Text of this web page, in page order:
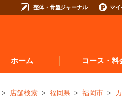
整体・骨盤ジャーナル マイ
ホーム コース・料
お悩みからコースを
店舗検索 福岡県 福岡市